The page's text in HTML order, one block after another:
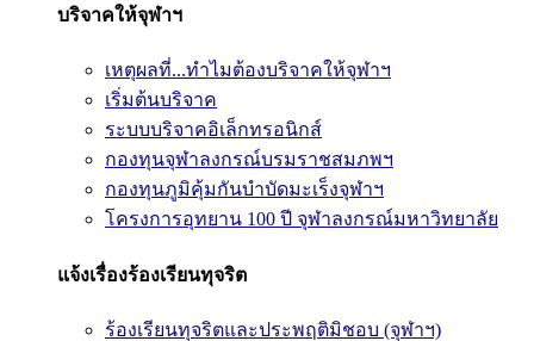
บริจาคให้จุฬาฯ
เหตุผลที่...ทำไมต้องบริจาคให้จุฬาฯ
เริ่มต้นบริจาค
ระบบบริจาคอิเล็กทรอนิกส์
กองทุนจุฬาลงกรณ์บรมราชสมภพฯ
กองทุนภูมิคุ้มกันบำบัดมะเร็งจุฬาฯ
โครงการอุทยาน 100 ปี จุฬาลงกรณ์มหาวิทยาลัย
แจ้งเรื่องร้องเรียนทุจริต
ร้องเรียนทุจริตและประพฤติมิชอบ (จุฬาฯ)